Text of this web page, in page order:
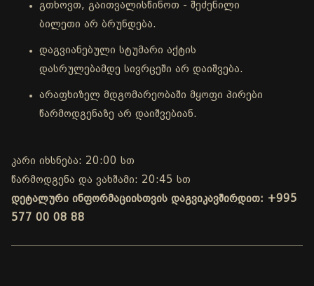
გთხოვთ, გაითვალისწინოთ - შეძენილი
ბილეთი არ ბრუნდება.
დაგვიანებული სტუმარი აქტის
დასრულებამდე სივრცეში არ დაიშვება.
არაფხიზელ მდგომარეობაში მყოფი პირები
წარმოდგენაზე არ დაიშვებიან.
კარი იხსნება: 20:00 სთ
წარმოდგენა და ვახშამი: 20:45 სთ
დეტალური ინფორმაციისთვის დაგვიკავშირდით: +995
577 00 08 88